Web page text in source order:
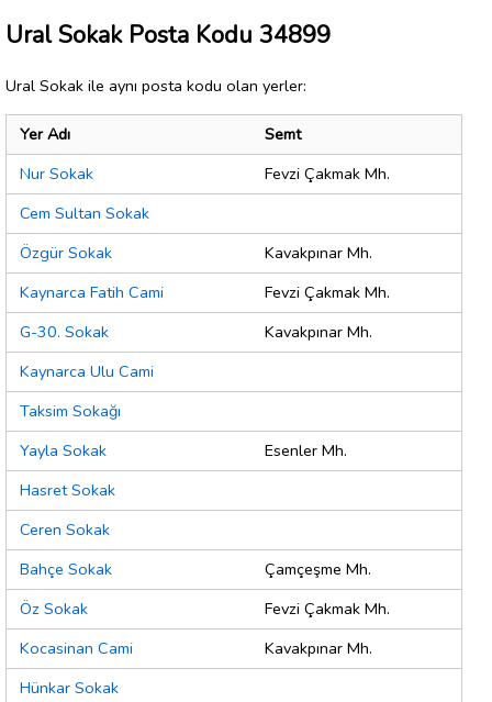
Ural Sokak Posta Kodu 34899
Ural Sokak ile aynı posta kodu olan yerler:
Yer Adı
Semt
Nur Sokak
Fevzi Çakmak Mh.
Cem Sultan Sokak
Özgür Sokak
Kavakpınar Mh.
Kaynarca Fatih Cami
Fevzi Çakmak Mh.
G-30. Sokak
Kavakpınar Mh.
Kaynarca Ulu Cami
Taksim Sokağı
Yayla Sokak
Esenler Mh.
Hasret Sokak
Ceren Sokak
Bahçe Sokak
Çamçeşme Mh.
Öz Sokak
Fevzi Çakmak Mh.
Kocasinan Cami
Kavakpınar Mh.
Hünkar Sokak